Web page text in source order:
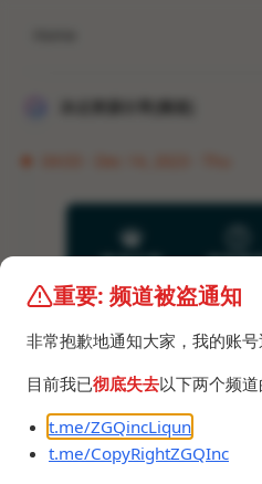
重要: 频道被盗通知
非常抱歉地通知大家，我的账号
目前我已彻底失去以下两个频道
t.me/ZGQincLiqun
t.me/CopyRightZGQInc